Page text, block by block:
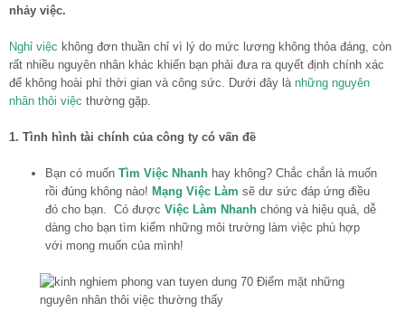
nhảy việc.
Nghỉ việc không đơn thuần chỉ vì lý do mức lương không thỏa đáng, còn
rất nhiều nguyên nhân khác khiến bạn phải đưa ra quyết định chính xác
để không hoài phí thời gian và công sức. Dưới đây là những nguyên
nhân thôi việc thường gặp.
1. Tình hình tài chính của công ty có vấn đề
Bạn có muốn Tìm Việc Nhanh hay không? Chắc chắn là muốn
rồi đúng không nào! Mạng Việc Làm sẽ dư sức đáp ứng điều
đó cho bạn. Có được Việc Làm Nhanh chóng và hiệu quả, dễ
dàng cho bạn tìm kiếm những môi trường làm việc phù hợp
với mong muốn của mình!